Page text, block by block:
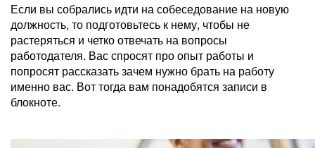
Если вы собрались идти на собеседование на новую
должность, то подготовьтесь к нему, чтобы не
растеряться и четко отвечать на вопросы
работодателя. Вас спросят про опыт работы и
попросят рассказать зачем нужно брать на работу
именно вас. Вот тогда вам понадобятся записи в
блокноте.